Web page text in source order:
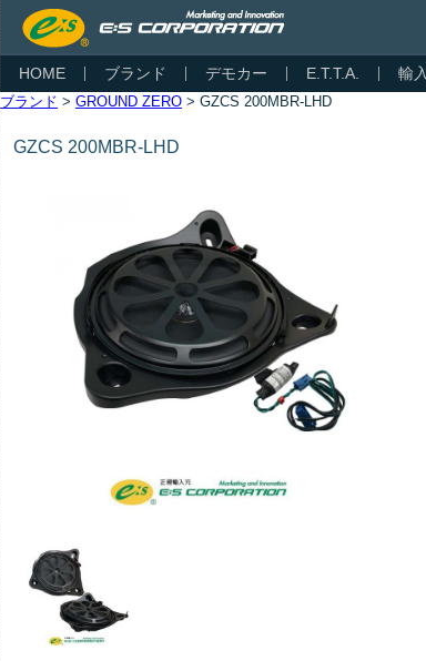
HOME ブランド デモカー E.T.T.A. 輸
ブランド > GROUND ZERO > GZCS 200MBR-LHD
GZCS 200MBR-LHD